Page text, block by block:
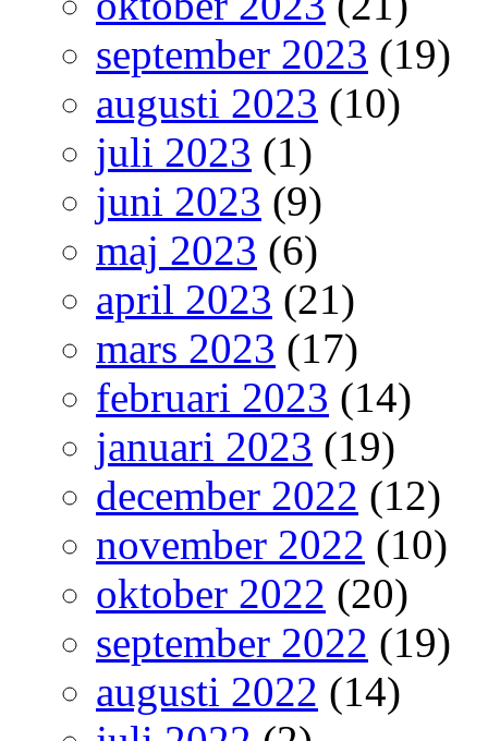
september 2023 (19)
augusti 2023 (10)
juli 2023 (1)
juni 2023 (9)
maj 2023 (6)
april 2023 (21)
mars 2023 (17)
februari 2023 (14)
januari 2023 (19)
december 2022 (12)
november 2022 (10)
oktober 2022 (20)
september 2022 (19)
augusti 2022 (14)